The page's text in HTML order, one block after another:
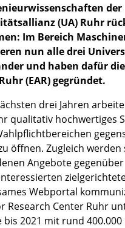
der
(UA) Ruhr
Im Bereich
nun alle drei
und haben dafür
(EAR) gegründet.
drei Jahren
qualitativ hochwertiges
öffnen. Zugleich werden
Angebote gegenüber
Webportal
Research Center Ruhr
bis 2021 mit rund 400.000